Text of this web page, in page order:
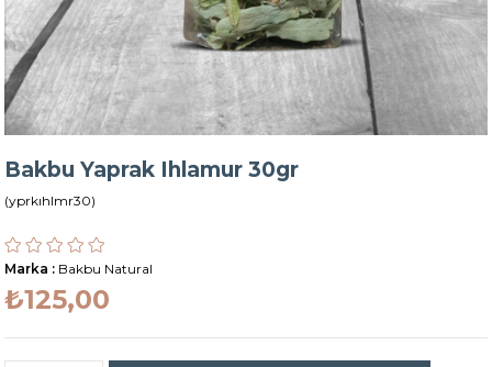
Bakbu Yaprak Ihlamur 30gr
(yprkıhlmr30)
Marka : Bakbu Natural
₺125,00